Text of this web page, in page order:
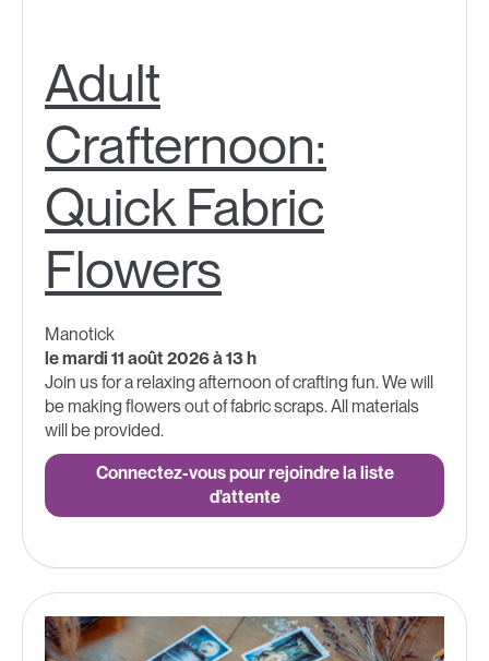
Adult
Crafternoon:
Quick Fabric
Flowers
Manotick
le mardi 11 août 2026 à 13 h
Join us for a relaxing afternoon of crafting fun. We will
be making flowers out of fabric scraps. All materials
will be provided.
Connectez-vous pour rejoindre la liste
d'attente